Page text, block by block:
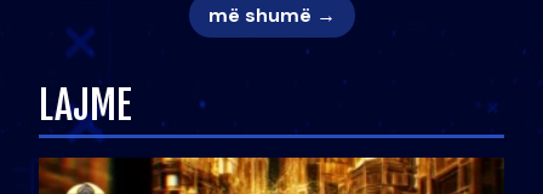
më shumë →
LAJME